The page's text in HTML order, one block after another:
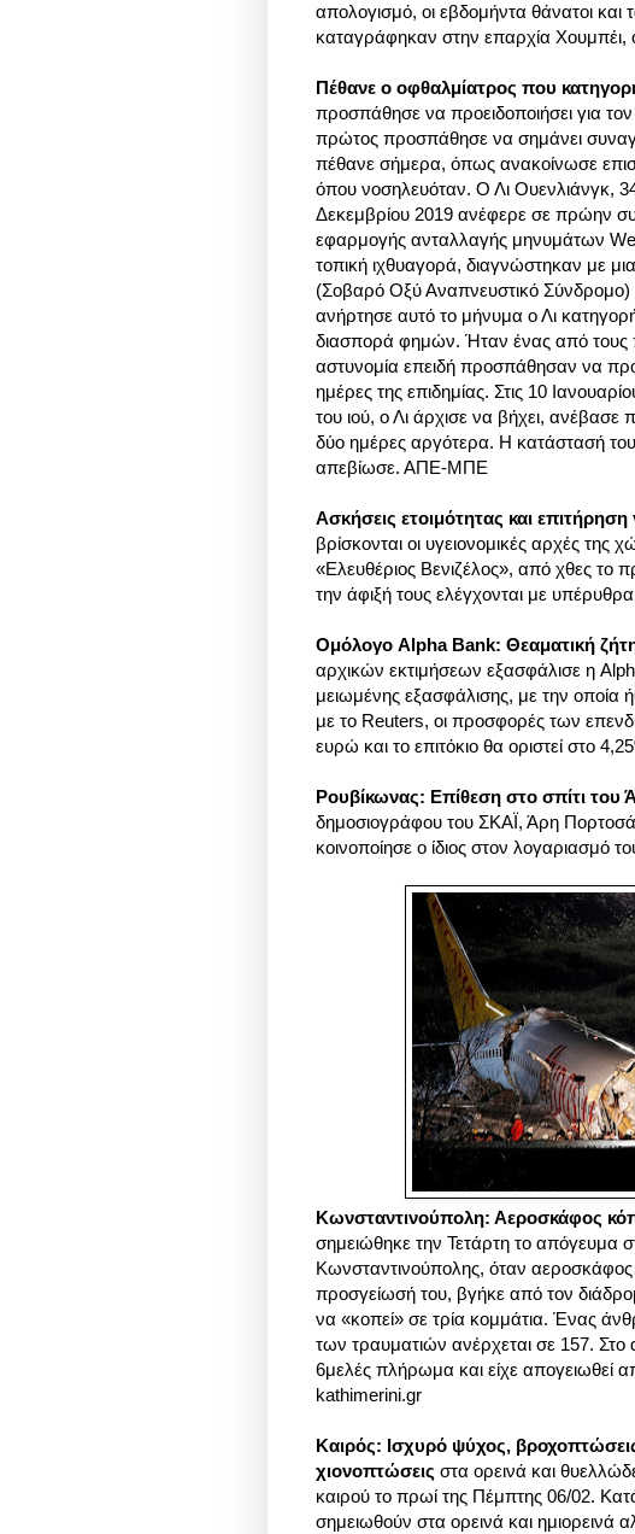
απολογισμό, οι εβδομήντα θάνατοι
καταγράφηκαν στην επαρχία
Πέθανε ο οφθαλμίατρος που
προσπάθησε να προειδοποιήσει για
πρώτος προσπάθησε να σημάνει
πέθανε σήμερα, όπως ανακοίνωσε
όπου νοσηλευόταν. Ο Λι Ουενλιάνγκ,
Δεκεμβρίου 2019 ανέφερε σε πρώην
εφαρμογής ανταλλαγής μηνυμάτων
τοπική ιχθυαγορά, διαγνώστηκαν με
(Σοβαρό Οξύ Αναπνευστικό Σύνδρομο)
ανήρτησε αυτό το μήνυμα ο Λι
διασπορά φημών. Ήταν ένας από τους
αστυνομία επειδή προσπάθησαν να
ημέρες της επιδημίας. Στις 10
του ιού, ο Λι άρχισε να βήχει, ανέβασε
δύο ημέρες αργότερα. Η κατάστασή
απεβίωσε. ΑΠΕ-ΜΠΕ
Ασκήσεις ετοιμότητας και
βρίσκονται οι υγειονομικές αρχές
«Ελευθέριος Βενιζέλος», από χθες το
την άφιξή τους ελέγχονται με
Ομόλογο Alpha Bank: Θεαματική
αρχικών εκτιμήσεων εξασφάλισε η
μειωμένης εξασφάλισης, με την
με το Reuters, οι προσφορές των
ευρώ και το επιτόκιο θα οριστεί στο
Ρουβίκωνας: Επίθεση στο σπίτι του
δημοσιογράφου του ΣΚΑΪ, Άρη
κοινοποίησε ο ίδιος στον λογαριασμό
Κωνσταντινούπολη: Αεροσκάφος
σημειώθηκε την Τετάρτη το απόγευμα
Κωνσταντινούπολης, όταν αεροσκάφος
προσγείωσή του, βγήκε από τον
να «κοπεί» σε τρία κομμάτια. Ένας
των τραυματιών ανέρχεται σε 157.
6μελές πλήρωμα και είχε απογειωθεί
kathimerini.gr
Καιρός: Ισχυρό ψύχος, βροχοπτώσεις
χιονοπτώσεις στα ορεινά και
καιρού το πρωί της Πέμπτης 06/02.
σημειωθούν στα ορεινά και ημιορεινά